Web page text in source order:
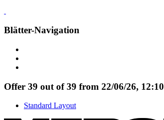
Blätter-Navigation
Offer 39 out of 39 from 22/06/26, 12:10
Standard Layout